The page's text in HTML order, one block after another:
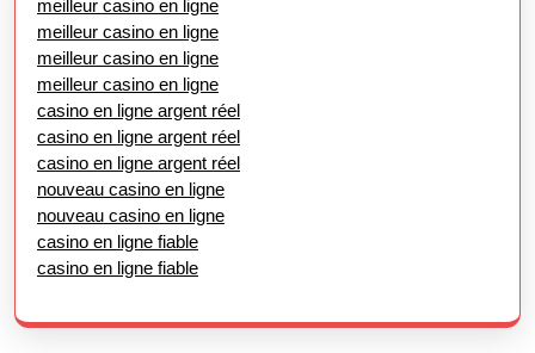
meilleur casino en ligne
meilleur casino en ligne
meilleur casino en ligne
meilleur casino en ligne
casino en ligne argent réel
casino en ligne argent réel
casino en ligne argent réel
nouveau casino en ligne
nouveau casino en ligne
casino en ligne fiable
casino en ligne fiable